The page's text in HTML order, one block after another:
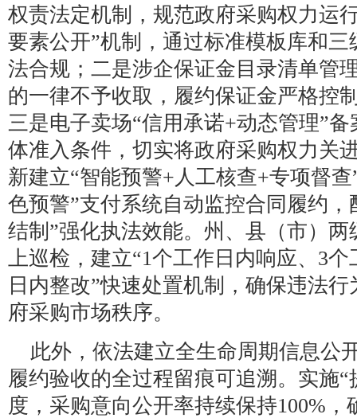
权责法定机制，规范政府采购权力运
要素公开”机制，通过标准模板库和
法合规；二是涉企保证金目录清单管
的一律不予收取，履约保证金严格控
三是电子卖场“信用承诺+动态管理”
体准入条件，切实将政府采购权力关
新建立“智能预警+人工核查+专项督
色预警”支付系统自动监控合同履约
结制”强化执法效能。州、县（市）
上巡检，建立“1个工作日内响应、3
日内整改”快速处置机制，确保违法
府采购市场秩序。
此外，依法建立全生命周期信息公
履约验收的全过程留痕可追溯。实施
度，采购意向公开率持续保持100%